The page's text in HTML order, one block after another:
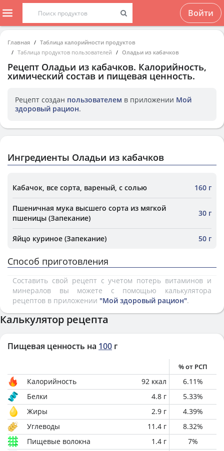
Войти
Главная
Таблица калорийности продуктов
Таблица продуктов пользователей
Оладьи из кабачков
Рецепт Оладьи из кабачков. Калорийность,
химический состав и пищевая ценность.
Рецепт создан пользователем в приложении Мой
здоровый рацион.
Ингредиенты Оладьи из кабачков
Кабачок, все сорта, вареный, с солью 160 г
Пшеничная мука высшего сорта из мягкой
пшеницы (Запекание)
30 г
Яйцо куриное (Запекание) 50 г
Способ приготовления
Составить свой рецепт с учетом потерь витаминов и
минералов вы можете с помощью калькулятора
рецептов в приложении "Мой здоровый рацион".
Калькулятор рецепта
Пищевая ценность на 100 г
% от РСП
Калорийность 92 ккал 6.11%
Белки
4.8 г 5.33%
Жиры
2.9 г 4.39%
Углеводы
11.4 г 8.32%
Пищевые волокна
1.4 г 7%